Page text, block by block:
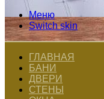
Меню
Switch skin
ГЛАВНАЯ
БАНИ
ДВЕРИ
СТЕНЫ